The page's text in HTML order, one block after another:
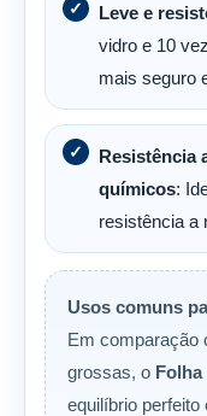
Leve e
vidro e 10
mais seguro
Resistência
químicos:
resistência a
Usos comuns
Em comparação
grossas, o Folha
equilíbrio perfeito